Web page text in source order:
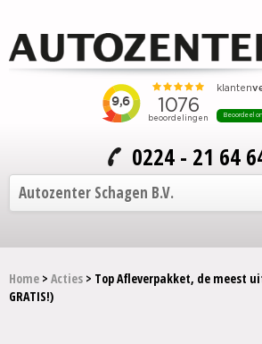
0224 - 21 64
Autozenter Schagen B.V.
Home
Onze auto's
Home > Acties > Top Afleverpakket, de meest
GRATIS!)